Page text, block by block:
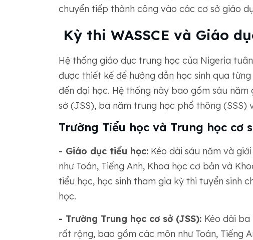
chuyển tiếp thành công vào các cơ sở giáo
Kỳ thi WASSCE và Giáo
Hệ thống giáo dục trung học của Nigeria
được thiết kế để hướng dẫn học sinh qua
đến đại học. Hệ thống này bao gồm sáu
sở (JSS), ba năm trung học phổ thông (SSS)
Trường Tiểu học và Trung học cơ
- Giáo dục tiểu học:Kéo dài sáu năm và
như Toán, Tiếng Anh, Khoa học cơ bản và
tiểu học, học sinh tham gia kỳ thi tuyển sinh
học.
- Trường Trung học cơ sở (JSS): Kéo dài
rất rộng, bao gồm các môn như Toán, Tiếng